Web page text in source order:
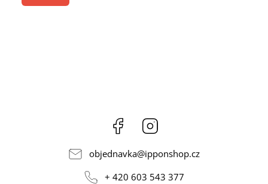
Facebook
objednavka@ipponshop.cz
+ 420 603 543 377